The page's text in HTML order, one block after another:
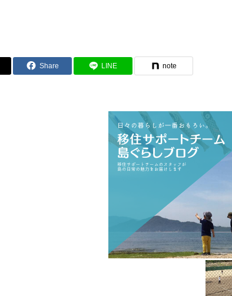
Share LINE note